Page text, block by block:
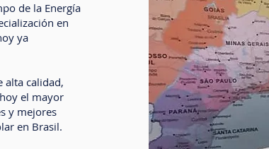
de la Energía
en
ya
alta calidad,
el mayor
y mejores
en Brasil.